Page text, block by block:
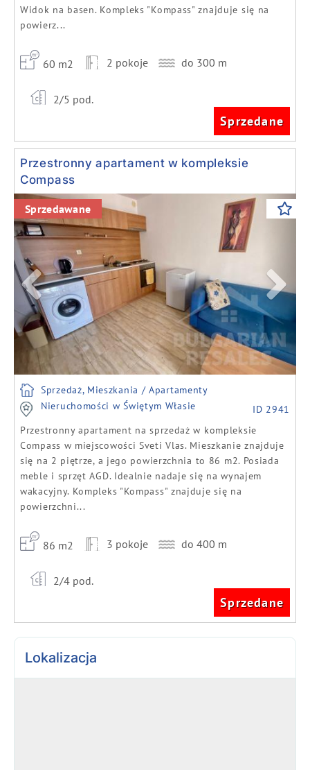
Widok na basen. Kompleks "Kompass" znajduje się na
powierz...
60 m2 2 pokoje do 300 m
2/5 pod.
Sprzedane
Przestronny apartament w kompleksie
Compass
Previous Next
Sprzedawane
Sprzedaż, Mieszkania / Apartamenty
Nieruchomości w Świętym Własie
ID 2941
Przestronny apartament na sprzedaż w kompleksie
Compass w miejscowości Sveti Vlas. Mieszkanie znajduje
się na 2 piętrze, a jego powierzchnia to 86 m2. Posiada
meble i sprzęt AGD. Idealnie nadaje się na wynajem
wakacyjny. Kompleks "Kompass" znajduje się na
powierzchni...
86 m2 3 pokoje do 400 m
2/4 pod.
Sprzedane
Lokalizacja